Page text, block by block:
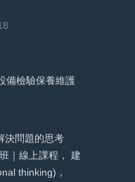
備檢驗保養維護
決問題的思考
｜線上課程， 建
thinking)，